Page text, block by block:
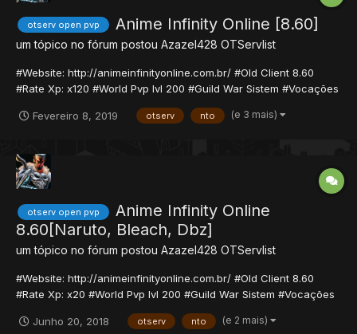
otserv open pvp Anime Infinity Online [8.60]
um tópico no fórum postou Azazel428 OTServlist
#Website: http://animeinfinityonline.com.br/ #Old Client 8.60
#Rate Xp: x120 #World Pvp lvl 200 #Guild War Sistem #Vocações
#Mapa próprio #Sistema semelhante aos nto convencionais com
Fevereiro 8, 2019 otserv nto (e 3 mais)
otserv open pvp
Anime Infinity Online
8.60[Naruto, Bleach, Dbz]
um tópico no fórum postou Azazel428 OTServlist
#Website: http://animeinfinityonline.com.br/ #Old Client 8.60
#Rate Xp: x20 #World Pvp lvl 200 #Guild War Sistem #Vocações
balanceadas #Sistema Task 4.0 #Mapa novo #Sistema
semelhante aos nto convencionais com combos e habilidades
Junho 20, 2018 otserv nto (e 2 mais)